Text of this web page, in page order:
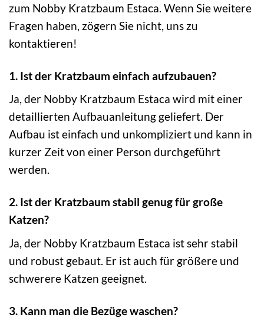
zum Nobby Kratzbaum Estaca. Wenn Sie weitere
Fragen haben, zögern Sie nicht, uns zu
kontaktieren!
1. Ist der Kratzbaum einfach aufzubauen?
Ja, der Nobby Kratzbaum Estaca wird mit einer
detaillierten Aufbauanleitung geliefert. Der
Aufbau ist einfach und unkompliziert und kann in
kurzer Zeit von einer Person durchgeführt
werden.
2. Ist der Kratzbaum stabil genug für große
Katzen?
Ja, der Nobby Kratzbaum Estaca ist sehr stabil
und robust gebaut. Er ist auch für größere und
schwerere Katzen geeignet.
3. Kann man die Bezüge waschen?